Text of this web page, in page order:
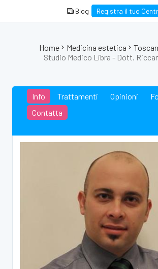
Blog Registra il tuo
Home Medicina estetica
Studio Medico Libra - Dott.
Info Trattamenti Opinioni
Contatta